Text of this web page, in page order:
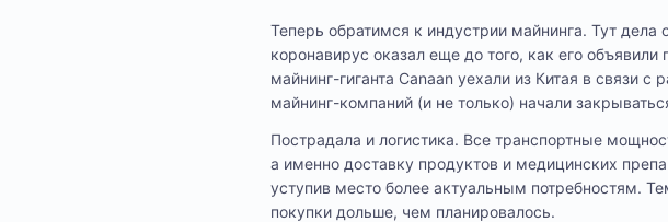
Теперь обратимся к индустрии майнинга. Тут дела
коронавирус оказал еще до того, как его
майнинг-гиганта Canaan уехали из Китая в связи
майнинг-компаний (и не только) начали
Пострадала и логистика. Все транспортные
а именно доставку продуктов и медицинских
уступив место более актуальным потребностям.
покупки дольше, чем планировалось.